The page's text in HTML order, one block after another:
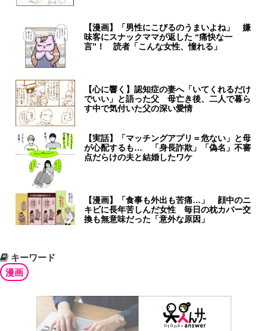
【漫画】「男性にこびるのうまいよね」 嫌
味客にスナックママが返した “痛快な一
言”！ 読者「こんな女性、憧れる」
【心に響く】認知症の妻へ「いてくれるだけ
でいい」と語った父 母亡き後、二人で暮ら
す中で気付いた父の深い愛情
【実話】「マッチングアプリ＝危ない」と母
が心配するも… 「身長詐欺」「偽名」不審
点だらけの夫と結婚したワケ
【漫画】「食事も外出も苦痛…」 顔中のニ
キビに長年苦しんだ女性 毎日の枕カバー交
換も無意味だった「意外な原因」
キーワード
漫画